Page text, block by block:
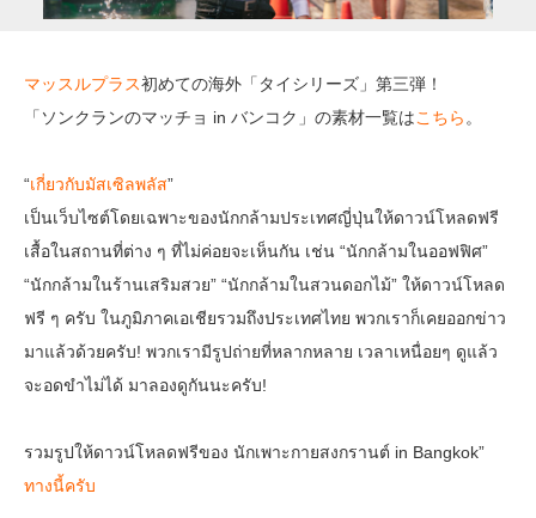
マッスルプラス初めての海外「タイシリーズ」第三弾！
「ソンクランのマッチョ in バンコク」の素材一覧はこちら 。
“เกี่ยวกับมัสเซิลพลัส”
เป็นเว็บไซต์โดยเฉพาะของนักกล้ามประเทศญี่ปุ่นให้ดาวน์โหลดฟรี
เสื้อในสถานที่ต่าง ๆ ที่ไม่ค่อยจะเห็นกัน เช่น “นักกล้ามในออฟฟิศ”
“นักกล้ามในร้านเสริมสวย” “นักกล้ามในสวนดอกไม้” ให้ดาวน์โหลด
ฟรี ๆ ครับ ในภูมิภาคเอเชียรวมถึงประเทศไทย พวกเราก็เคยออกข่าว
มาแล้วด้วยครับ! พวกเรามีรูปถ่ายที่หลากหลาย เวลาเหนื่อยๆ ดูแล้ว
จะอดขำไม่ได้ มาลองดูกันนะครับ!
รวมรูปให้ดาวน์โหลดฟรีของ นักเพาะกายสงกรานต์ in Bangkok”
ทางนี้ครับ